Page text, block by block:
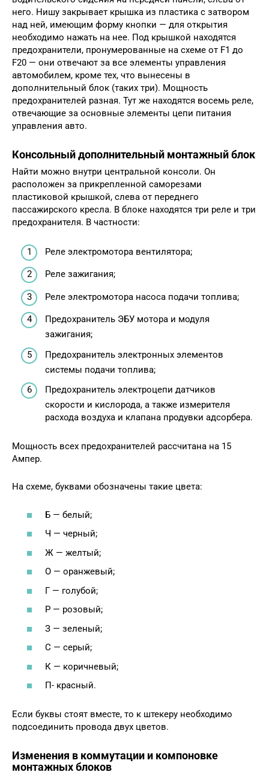
него. Нишу закрывает крышка из пластика с затвором
над ней, имеющим форму кнопки — для открытия
необходимо нажать на нее. Под крышкой находятся
предохранители, пронумерованные на схеме от F1 до
F20 — они отвечают за все элементы управления
автомобилем, кроме тех, что вынесены в
дополнительный блок (таких три). Мощность
предохранителей разная. Тут же находятся восемь реле,
отвечающие за основные элементы цепи питания
управления авто.
Консольный дополнительный монтажный блок
Найти можно внутри центральной консоли. Он
расположен за прикрепленной саморезами
пластиковой крышкой, слева от переднего
пассажирского кресла. В блоке находятся три реле и три
предохранителя. В частности:
Реле электромотора вентилятора;
Реле зажигания;
Реле электромотора насоса подачи топлива;
Предохранитель ЭБУ мотора и модуля
зажигания;
Предохранитель электронных элементов
системы подачи топлива;
Предохранитель электроцепи датчиков
скорости и кислорода, а также измерителя
расхода воздуха и клапана продувки адсорбера.
Мощность всех предохранителей рассчитана на 15
Ампер.
На схеме, буквами обозначены такие цвета:
Б — белый;
Ч — черный;
Ж — желтый;
О — оранжевый;
Г — голубой;
Р — розовый;
З — зеленый;
С — серый;
К — коричневый;
П- красный.
Если буквы стоят вместе, то к штекеру необходимо
подсоединить провода двух цветов.
Изменения в коммутации и компоновке
монтажных блоков